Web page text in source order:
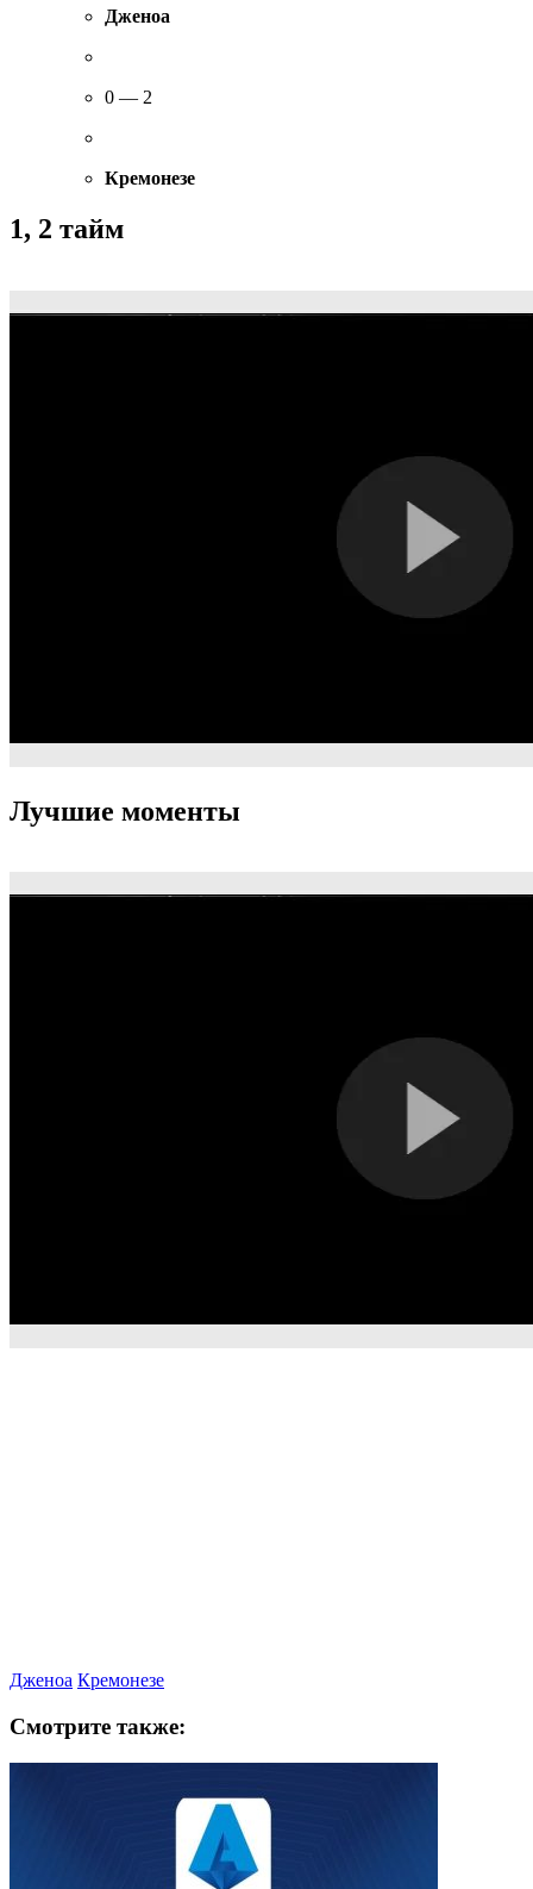
Дженоа
0 — 2
Кремонезе
1, 2 тайм
Лучшие моменты
Дженоа Кремонезе
Смотрите также: